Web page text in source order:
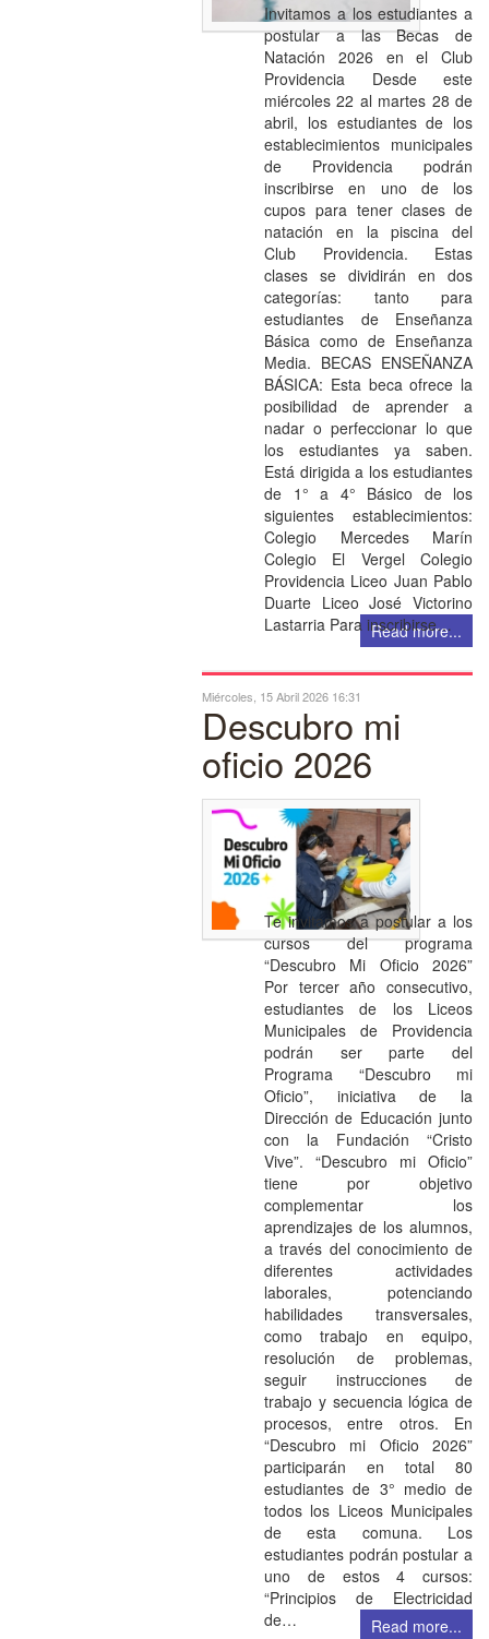
Invitamos a los estudiantes a
postular a las Becas de
Natación 2026 en el Club
Providencia Desde este
miércoles 22 al martes 28 de
abril, los estudiantes de los
establecimientos municipales
de Providencia podrán
inscribirse en uno de los
cupos para tener clases de
natación en la piscina del
Club Providencia. Estas
clases se dividirán en dos
categorías: tanto para
estudiantes de Enseñanza
Básica como de Enseñanza
Media. BECAS ENSEÑANZA
BÁSICA: Esta beca ofrece la
posibilidad de aprender a
nadar o perfeccionar lo que
los estudiantes ya saben.
Está dirigida a los estudiantes
de 1° a 4° Básico de los
siguientes establecimientos:
Colegio Mercedes Marín
Colegio El Vergel Colegio
Providencia Liceo Juan Pablo
Duarte Liceo José Victorino
Lastarria Para inscribirse…
Read more...
Miércoles, 15 Abril 2026 16:31
Descubro mi
oficio 2026
Te invitamos a postular a los
cursos del programa
“Descubro Mi Oficio 2026”
Por tercer año consecutivo,
estudiantes de los Liceos
Municipales de Providencia
podrán ser parte del
Programa “Descubro mi
Oficio”, iniciativa de la
Dirección de Educación junto
con la Fundación “Cristo
Vive”. “Descubro mi Oficio”
tiene por objetivo
complementar los
aprendizajes de los alumnos,
a través del conocimiento de
diferentes actividades
laborales, potenciando
habilidades transversales,
como trabajo en equipo,
resolución de problemas,
seguir instrucciones de
trabajo y secuencia lógica de
procesos, entre otros. En
“Descubro mi Oficio 2026”
participarán en total 80
estudiantes de 3° medio de
todos los Liceos Municipales
de esta comuna. Los
estudiantes podrán postular a
uno de estos 4 cursos:
“Principios de Electricidad
de…
Read more...